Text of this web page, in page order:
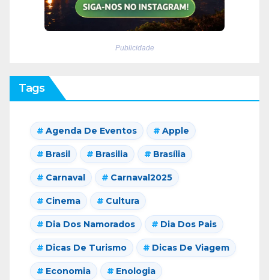
Publicidade
Tags
Agenda De Eventos Apple
Brasil Brasilia Brasília
Carnaval Carnaval2025
Cinema Cultura
Dia Dos Namorados Dia Dos Pais
Dicas De Turismo Dicas De Viagem
Economia Enologia